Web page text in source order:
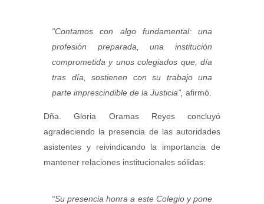
“Contamos con algo fundamental: una
profesión preparada, una institución
comprometida y unos colegiados que, día
tras día, sostienen con su trabajo una
parte imprescindible de la Justicia”, afirmó.
Dña. Gloria Oramas Reyes concluyó
agradeciendo la presencia de las autoridades
asistentes y reivindicando la importancia de
mantener relaciones institucionales sólidas:
“Su presencia honra a este Colegio y pone